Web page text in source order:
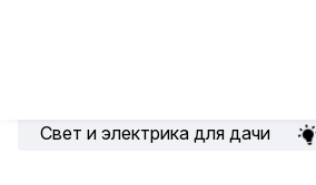
Свет и электрика для дачи